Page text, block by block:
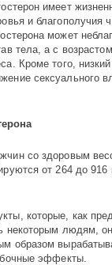
имеет
и благополучия
может
тела, а с
Кроме того,
сексуального
со здоровым
от 264 до
которые, как
некоторым людям,
образом
эффекты.